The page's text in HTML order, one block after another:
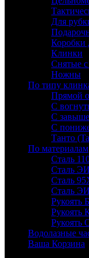
Для
Коробки
Клинки
Снятые с
Ножны
По типу
Прямой
С
С
С
Танто
По материалам
Сталь
Сталь
Сталь
Сталь
Рукоять
Рукоять
Рукоять
Водолазные
Ваша Корзина